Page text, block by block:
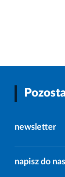
newsletter
napisz do nas